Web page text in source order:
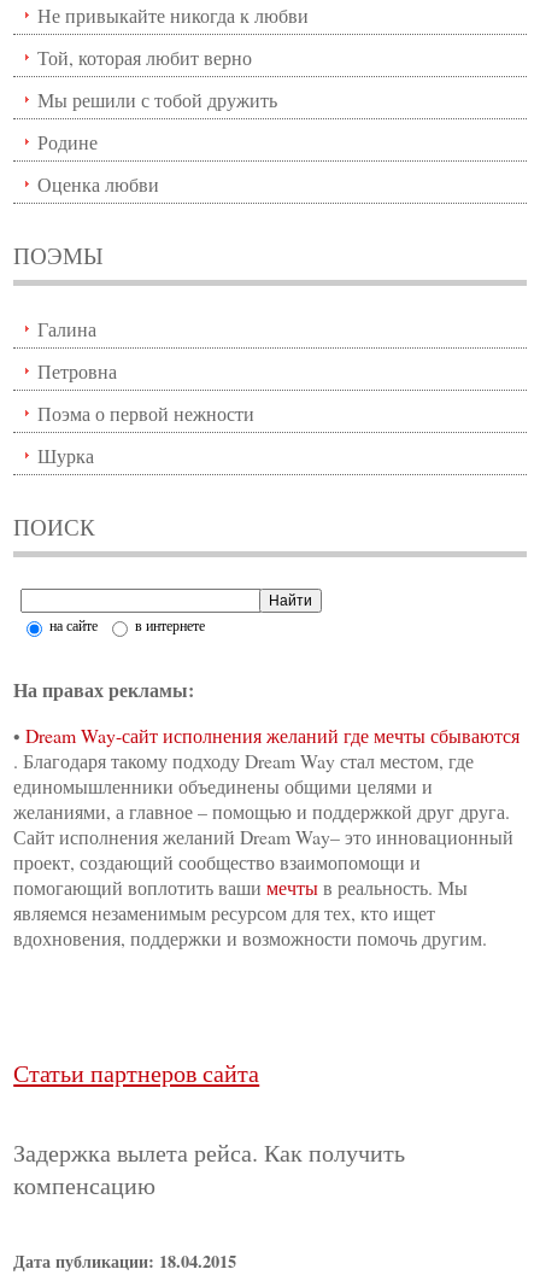
Не привыкайте никогда к любви
Той, которая любит верно
Мы решили с тобой дружить
Родине
Оценка любви
ПОЭМЫ
Галина
Петровна
Поэма о первой нежности
Шурка
ПОИСК
на сайте в интернете
На правах рекламы:
•Dream Way-сайт исполнения желаний где мечты сбываются
. Благодаря такому подходу Dream Way стал местом, где
единомышленники объединены общими целями и
желаниями, а главное – помощью и поддержкой друг друга.
Сайт исполнения желаний Dream Way– это инновационный
проект, создающий сообщество взаимопомощи и
помогающий воплотить вашимечтыв реальность. Мы
являемся незаменимым ресурсом для тех, кто ищет
вдохновения, поддержки и возможности помочь другим.
Статьи партнеров сайта
Задержка вылета рейса. Как получить
компенсацию
Дата публикации: 18.04.2015